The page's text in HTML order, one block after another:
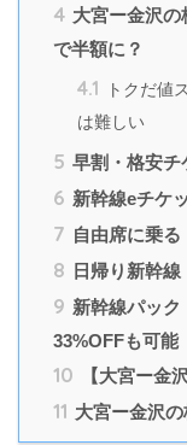
4 大宮ー金沢の
で半額に？
4.1
トクだ値
は難しい
5 早割・格安チ
6 新幹線eチケ
7 自由席に乗
8 日帰り新幹
9 新幹線パッ
33%OFFも可能
10 【大宮ー金
11 大宮ー金沢